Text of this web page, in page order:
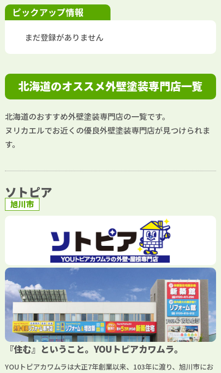
ていたこともあり、外壁・屋根という住宅の顔
ともいうべき分野においてお客様への住まいの
サービスを充実させたいという想いから今回の
弊社では『住む』ということ。YOUトピアカワ
ムラ。というスローガンのもと、外装リフォー
ムを通して地域住民の皆様によりよい『住ま
い』サービスを提供してまいりますので今後と
もご指導ご鞭撻並びに末永いご愛好賜りますよ
ピックアップ情報
まだ登録がありません
北海道のオススメ外壁塗装専門店一覧
北海道のおすすめ外壁塗装専門店の一覧です。
ヌリカエルでお近くの優良外壁塗装専門店が見つけられま
す。
ソトピア
旭川市
『住む』ということ。YOUトピアカワムラ。
YOUトピアカワムラは大正7年創業以来、103年に渡り、旭川市にお